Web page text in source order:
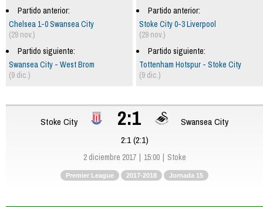
Partido anterior:
Stoke City 0-3 Liverpool
(29 nov.)
Partido siguiente:
Tottenham Hotspur - Stoke City
(9 dic.)
Partido anterior:
Chelsea 1-0 Swansea City
(29 nov.)
Partido siguiente:
Swansea City - West Brom
(9 dic.)
Stoke City 2:1
Swansea City
2:1 (2:1)
2 diciembre 2017 15:00 Stoke
Premier League 2017-2018 Jornada 15